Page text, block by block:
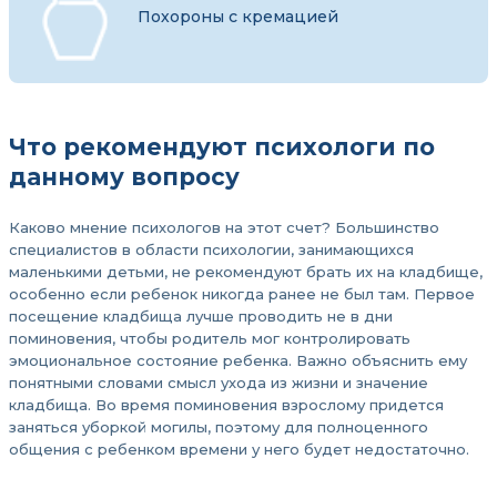
Похороны с кремацией
Что рекомендуют психологи по
данному вопросу
Каково мнение психологов на этот счет? Большинство
специалистов в области психологии, занимающихся
маленькими детьми, не рекомендуют брать их на кладбище,
особенно если ребенок никогда ранее не был там. Первое
посещение кладбища лучше проводить не в дни
поминовения, чтобы родитель мог контролировать
эмоциональное состояние ребенка. Важно объяснить ему
понятными словами смысл ухода из жизни и значение
кладбища. Во время поминовения взрослому придется
заняться уборкой могилы, поэтому для полноценного
общения с ребенком времени у него будет недостаточно.